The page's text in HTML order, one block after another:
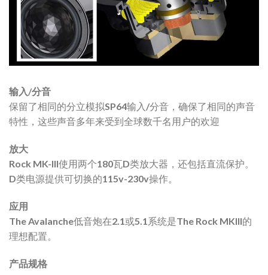
输入/分音
保留了相同的分立模拟SP64输入/分音，确保了相同的声音
特性，这些声音多年来受到全球数千名用户的欢迎
放大
Rock MK-III使用两个180瓦D类放大器，还包括直流保护。
D类电源提供可切换的115v-230v操作。
应用
The Avalanche低音炮在2.1或5.1系统是The Rock MKIII的
理想配置。
产品规格